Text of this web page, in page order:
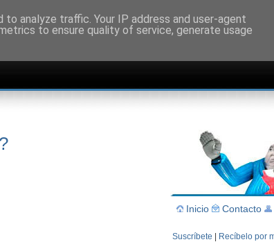
Inicio Contacto
Suscríbete Recíbelo por
analyze traffic. Your IP address and user-agent
to ensure quality of service, generate usage